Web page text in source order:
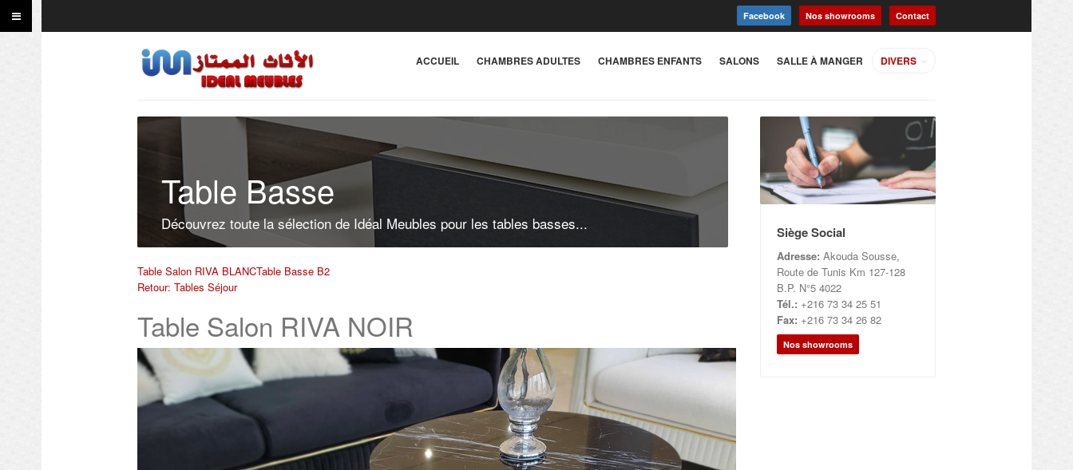
Contact
Nos showrooms
Facebook
ACCUEIL CHAMBRES ADULTES CHAMBRES ENFANTS SALONS SALLE À MANGER DIVERS
Table Basse
Découvrez toute la sélection de Idéal Meubles pour les tables basses...
Table Salon RIVA BLANCTable Basse B2
Retour: Tables Séjour
Table Salon RIVA NOIR
Siège Social
Adresse: Akouda Sousse,
Route de Tunis Km 127-128
B.P. N°5 4022
Tél.: +216 73 34 25 51
Fax: +216 73 34 26 82
Nos showrooms